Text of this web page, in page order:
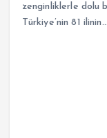
zenginliklerle dolu
Türkiye’nin 81 ilinin…